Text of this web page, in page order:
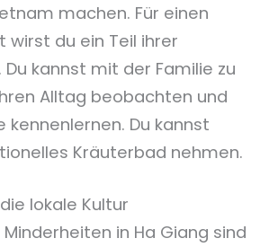
machen. Für einen
wirst du ein Teil ihrer
kannst mit der Familie zu
Alltag beobachten und
kennenlernen. Du kannst
Kräuterbad nehmen.
lokale Kultur
in Ha Giang sind